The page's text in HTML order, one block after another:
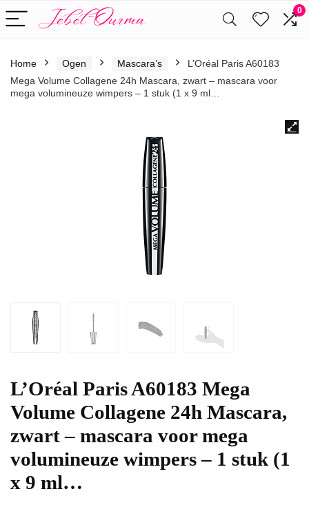
0
Home Ogen Mascara’s
L’Oréal Paris A60183
Mega Volume Collagene 24h Mascara, zwart – mascara voor
mega volumineuze wimpers – 1 stuk (1 x 9 ml…
L’Oréal Paris A60183 Mega
Volume Collagene 24h Mascara,
zwart – mascara voor mega
volumineuze wimpers – 1 stuk (1
x 9 ml…